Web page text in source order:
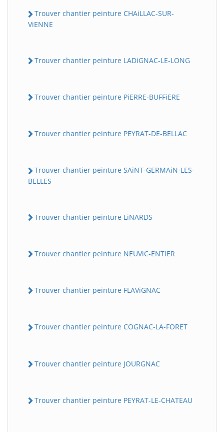
Trouver chantier peinture CHAiLLAC-SUR-
ViENNE
Trouver chantier peinture LADiGNAC-LE-LONG
Trouver chantier peinture PiERRE-BUFFiERE
Trouver chantier peinture PEYRAT-DE-BELLAC
Trouver chantier peinture SAiNT-GERMAiN-LES-
BELLES
Trouver chantier peinture LiNARDS
Trouver chantier peinture NEUViC-ENTiER
Trouver chantier peinture FLAViGNAC
Trouver chantier peinture COGNAC-LA-FORET
Trouver chantier peinture JOURGNAC
Trouver chantier peinture PEYRAT-LE-CHATEAU